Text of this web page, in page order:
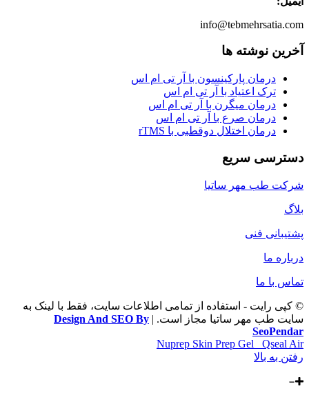
info@tebmehrsatia.com
آخرین نوشته ها
درمان پارکینسون با آر تی ام اس
ترک اعتیاد با آر تی ام اس
درمان میگرن با آر تی ام اس
درمان صرع با آر تی ام اس
درمان اختلال دوقطبی با rTMS
دسترسی سریع
شرکت طب مهر ساتیا
بلاگ
پشتیبانی فنی
درباره ما
تماس با ما
© کپی رایت - استفاده از تمامی اطلاعات سایت، فقط با لینک به
سایت طب مهر ساتیا مجاز است. | Design And SEO By
SeoPendar
Nuprep Skin Prep Gel
Qseal Air
رفتن به بالا